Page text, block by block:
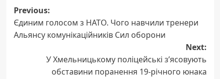
Post
navigation
Previous:
​Єдиним голосом з НАТО. Чого навчили тренери
Альянсу комунікаційників Сил оборони
Next:
У Хмельницькому поліцейські з’ясовують
обставини поранення 19-річного юнака